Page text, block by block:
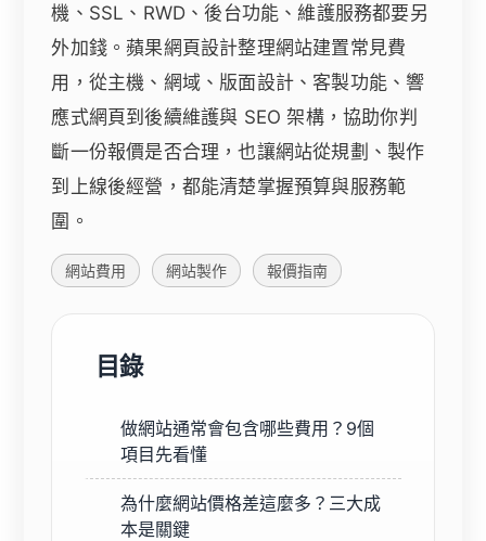
機、SSL、RWD、後台功能、維護服務都要另
外加錢。蘋果網頁設計整理網站建置常見費
用，從主機、網域、版面設計、客製功能、響
應式網頁到後續維護與 SEO 架構，協助你判
斷一份報價是否合理，也讓網站從規劃、製作
到上線後經營，都能清楚掌握預算與服務範
圍。
網站費用 網站製作 報價指南
目錄
做網站通常會包含哪些費用？9個
項目先看懂
為什麼網站價格差這麼多？三大成
本是關鍵